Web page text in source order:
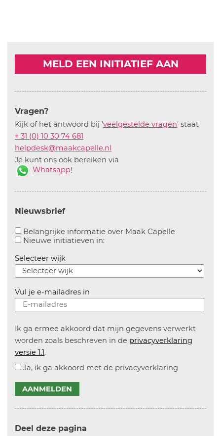
MELD EEN INITIATIEF AAN
Vragen?
Kijk of het antwoord bij 'veelgestelde vragen' staat
+ 31 (0) 10 30 74 681
helpdesk@maakcapelle.nl
Je kunt ons ook bereiken via
Whatsapp!
Nieuwsbrief
Belangrijke informatie over Maak CapelleAanvinken
Nieuwe initiatieven in:Aanvinken om informatie over
Selecteer wijk
Vul je e-mailadres in
Ik ga ermee akkoord dat mijn gegevens verwerkt
worden zoals beschreven in de privacyverklaring
versie 1.1.
Ja, ik ga akkoord met de privacyverklaring
AANMELDEN
Deel deze pagina